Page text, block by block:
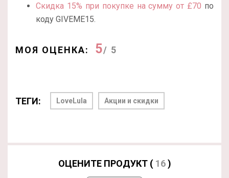
Скидка 15% при покупке на сумму от £70 по
коду GIVEME15.
МОЯ ОЦЕНКА: 5/ 5
ТЕГИ: LoveLula Акции и скидки
ОЦЕНИТЕ ПРОДУКТ ( 16)